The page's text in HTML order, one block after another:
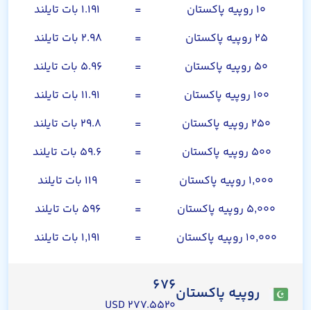
۱۰ روپیه پاکستان
=
۱.۱۹۱ بات تایلند
۲۵ روپیه پاکستان
=
۲.۹۸ بات تایلند
۵۰ روپیه پاکستان
=
۵.۹۶ بات تایلند
۱۰۰ روپیه پاکستان
=
۱۱.۹۱ بات تایلند
۲۵۰ روپیه پاکستان
=
۲۹.۸ بات تایلند
۵۰۰ روپیه پاکستان
=
۵۹.۶ بات تایلند
۱,۰۰۰ روپیه پاکستان
=
۱۱۹ بات تایلند
۵,۰۰۰ روپیه پاکستان
=
۵۹۶ بات تایلند
۱۰,۰۰۰ روپیه پاکستان
= ۱,۱۹۱ بات تایلند
روپیه پاکستان۶۷۶
۲۷۷.۵۵۲۰ USD